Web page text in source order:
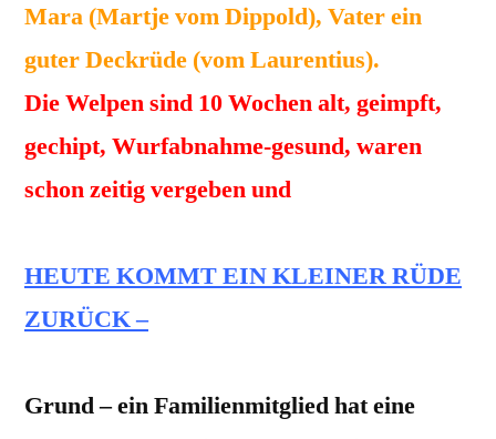
Mara (Martje vom Dippold), Vater ein
guter Deckrüde (vom Laurentius).
Die Welpen sind 10 Wochen alt, geimpft,
gechipt, Wurfabnahme-gesund, waren
schon zeitig vergeben und
HEUTE KOMMT EIN KLEINER RÜDE
ZURÜCK –
Grund – ein Familienmitglied hat eine